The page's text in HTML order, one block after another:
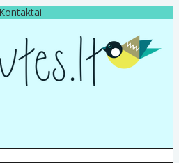
Kontaktai